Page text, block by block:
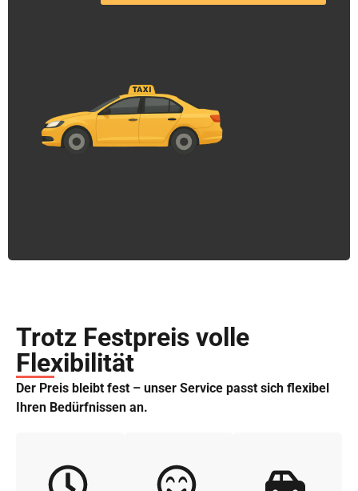
Trotz Festpreis volle
Flexibilität
Der Preis bleibt fest – unser Service passt sich flexibel
Ihren Bedürfnissen an.